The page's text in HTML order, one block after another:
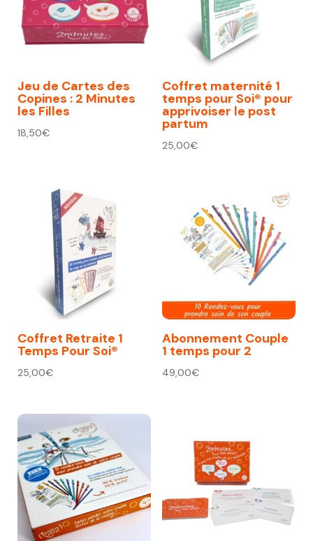
Jeu de Cartes des
Copines : 2 Minutes
les Filles
18,50€
Coffret maternité 1
temps pour Soi® pour
apprivoiser le post
partum
25,00€
Coffret Retraite 1
Temps Pour Soi®
25,00€
Abonnement Couple
1 temps pour 2
49,00€